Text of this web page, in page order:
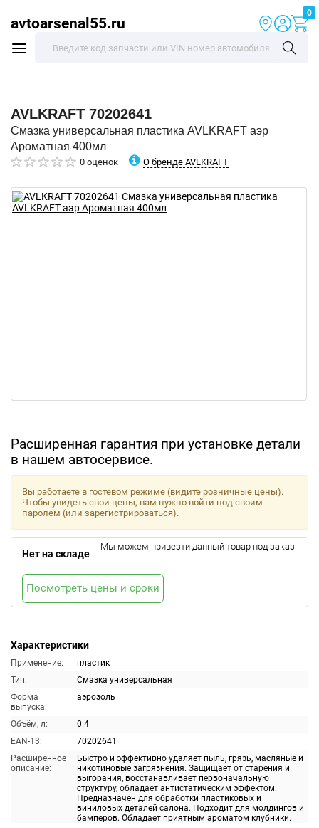
avtoarsenal55.ru
0
AVLKRAFT 70202641
Смазка универсальная пластика AVLKRAFT аэр
Ароматная 400мл
0 оценок О бренде AVLKRAFT
Расширенная гарантия при установке детали
в нашем автосервисе.
Характеристики
Применение:
пластик
Тип:
Смазка универсальная
Форма
выпуска:
аэрозоль
Объём, л:
0.4
EAN-13:
70202641
Расширенное
описание:
Быстро и эффективно удаляет пыль, грязь, масляные и
никотиновые загрязнения. Защищает от старения и
выгорания, восстанавливает первоначальную
структуру, обладает антистатическим эффектом.
Предназначен для обработки пластиковых и
виниловых деталей салона. Подходит для молдингов и
бамперов. Обладает приятным ароматом клубники.
Вы работаете в гостевом режиме (видите розничные цены).
Чтобы увидеть свои цены, вам нужно войти под своим
паролем (или зарегистрироваться).
Нет на складе
Мы можем привезти данный товар под заказ.
Посмотреть цены и сроки